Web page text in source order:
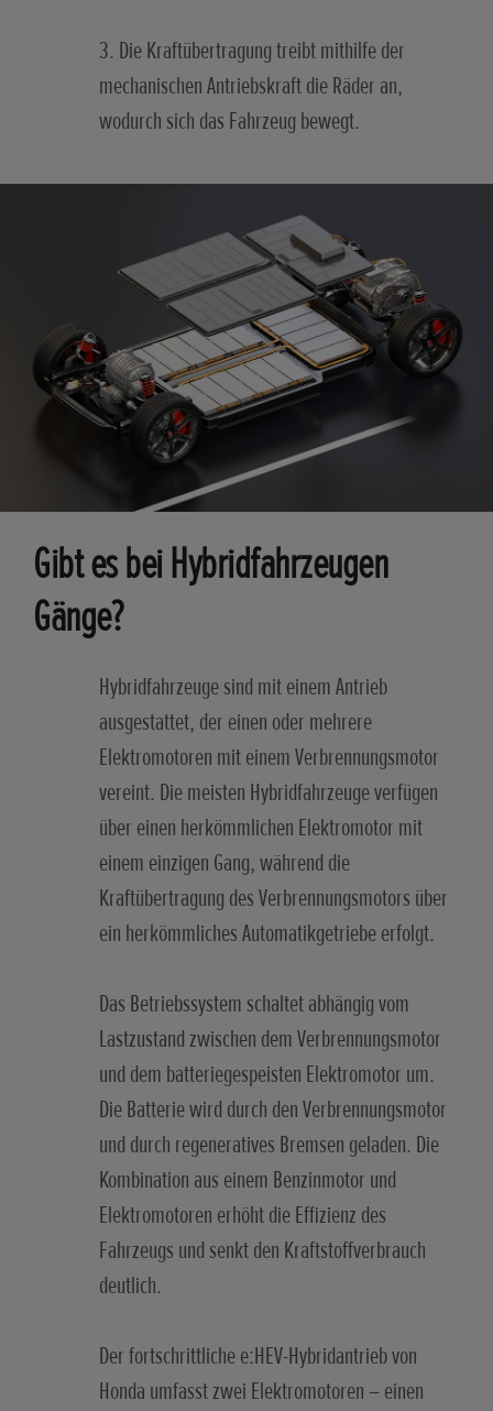
3. Die Kraftübertragung treibt mithilfe der
mechanischen Antriebskraft die Räder an,
wodurch sich das Fahrzeug bewegt.
Gibt es bei Hybridfahrzeugen
Gänge?
Hybridfahrzeuge sind mit einem Antrieb
ausgestattet, der einen oder mehrere
Elektromotoren mit einem Verbrennungsmotor
vereint. Die meisten Hybridfahrzeuge verfügen
über einen herkömmlichen Elektromotor mit
einem einzigen Gang, während die
Kraftübertragung des Verbrennungsmotors über
ein herkömmliches Automatikgetriebe erfolgt.
Das Betriebssystem schaltet abhängig vom
Lastzustand zwischen dem Verbrennungsmotor
und dem batteriegespeisten Elektromotor um.
Die Batterie wird durch den Verbrennungsmotor
und durch regeneratives Bremsen geladen. Die
Kombination aus einem Benzinmotor und
Elektromotoren erhöht die Effizienz des
Fahrzeugs und senkt den Kraftstoffverbrauch
deutlich.
Der fortschrittliche e:HEV-Hybridantrieb von
Honda umfasst zwei Elektromotoren – einen